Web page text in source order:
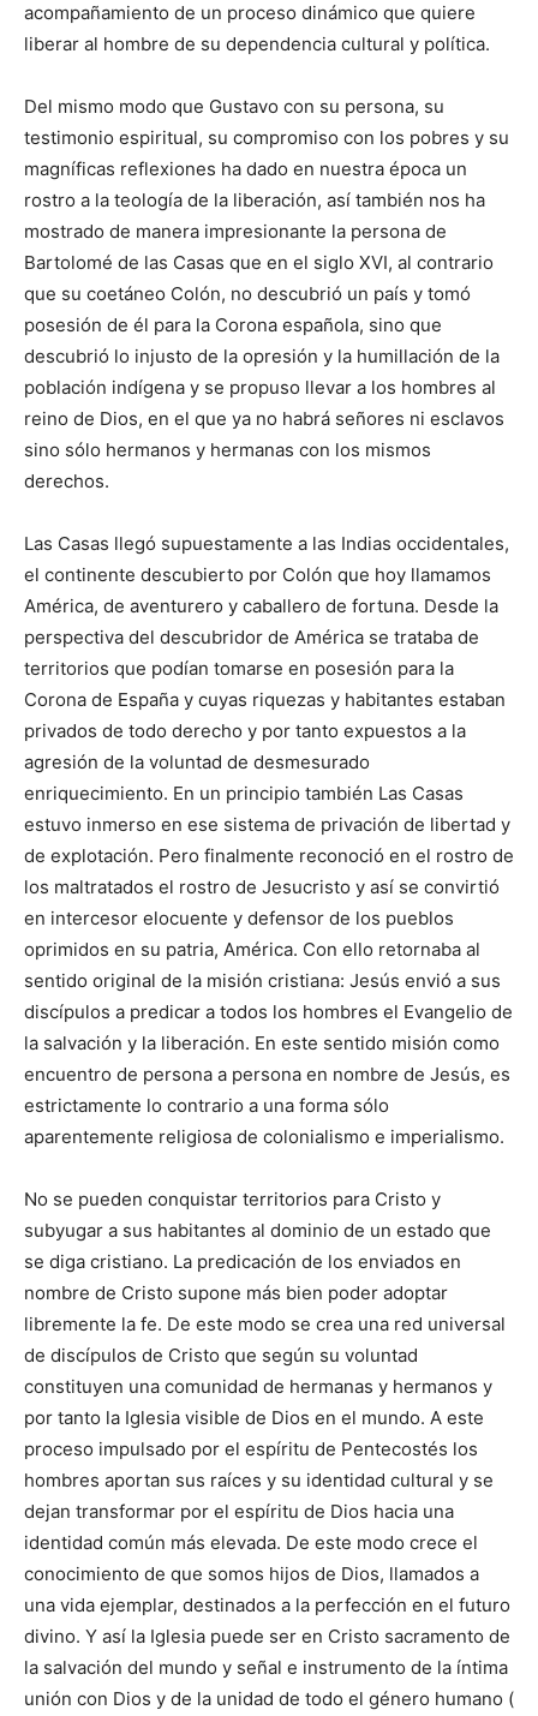
acompañamiento de un proceso dinámico que quiere
liberar al hombre de su dependencia cultural y política.
Del mismo modo que Gustavo con su persona, su
testimonio espiritual, su compromiso con los pobres y su
magníficas reflexiones ha dado en nuestra época un
rostro a la teología de la liberación, así también nos ha
mostrado de manera impresionante la persona de
Bartolomé de las Casas que en el siglo XVI, al contrario
que su coetáneo Colón, no descubrió un país y tomó
posesión de él para la Corona española, sino que
descubrió lo injusto de la opresión y la humillación de la
población indígena y se propuso llevar a los hombres al
reino de Dios, en el que ya no habrá señores ni esclavos
sino sólo hermanos y hermanas con los mismos
derechos.
Las Casas llegó supuestamente a las Indias occidentales,
el continente descubierto por Colón que hoy llamamos
América, de aventurero y caballero de fortuna. Desde la
perspectiva del descubridor de América se trataba de
territorios que podían tomarse en posesión para la
Corona de España y cuyas riquezas y habitantes estaban
privados de todo derecho y por tanto expuestos a la
agresión de la voluntad de desmesurado
enriquecimiento. En un principio también Las Casas
estuvo inmerso en ese sistema de privación de libertad y
de explotación. Pero finalmente reconoció en el rostro de
los maltratados el rostro de Jesucristo y así se convirtió
en intercesor elocuente y defensor de los pueblos
oprimidos en su patria, América. Con ello retornaba al
sentido original de la misión cristiana: Jesús envió a sus
discípulos a predicar a todos los hombres el Evangelio de
la salvación y la liberación. En este sentido misión como
encuentro de persona a persona en nombre de Jesús, es
estrictamente lo contrario a una forma sólo
aparentemente religiosa de colonialismo e imperialismo.
No se pueden conquistar territorios para Cristo y
subyugar a sus habitantes al dominio de un estado que
se diga cristiano. La predicación de los enviados en
nombre de Cristo supone más bien poder adoptar
libremente la fe. De este modo se crea una red universal
de discípulos de Cristo que según su voluntad
constituyen una comunidad de hermanas y hermanos y
por tanto la Iglesia visible de Dios en el mundo. A este
proceso impulsado por el espíritu de Pentecostés los
hombres aportan sus raíces y su identidad cultural y se
dejan transformar por el espíritu de Dios hacia una
identidad común más elevada. De este modo crece el
conocimiento de que somos hijos de Dios, llamados a
una vida ejemplar, destinados a la perfección en el futuro
divino. Y así la Iglesia puede ser en Cristo sacramento de
la salvación del mundo y señal e instrumento de la íntima
unión con Dios y de la unidad de todo el género humano (